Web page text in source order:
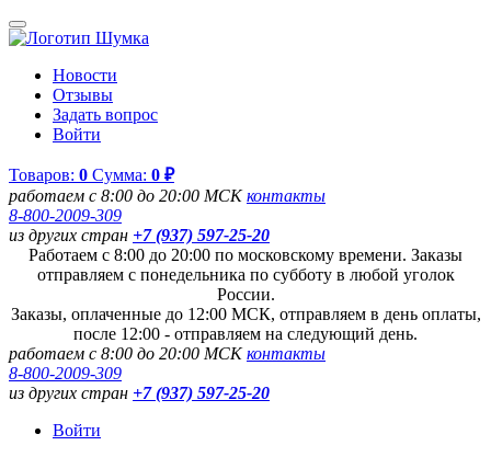
Новости
Отзывы
Задать вопрос
Войти
Товаров: 0 Сумма: 0 ₽
работаем с 8:00 до 20:00 МСКконтакты
8-800-2009-309
из других стран +7 (937) 597-25-20
Работаем с 8:00 до 20:00 по московскому времени. Заказы
отправляем с понедельника по субботу в любой уголок
России.
Заказы, оплаченные до 12:00 МСК, отправляем в день оплаты,
после 12:00 - отправляем на следующий день.
работаем с 8:00 до 20:00 МСКконтакты
8-800-2009-309
из других стран +7 (937) 597-25-20
Войти